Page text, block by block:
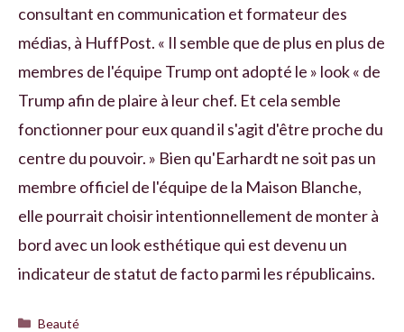
consultant en communication et formateur des
médias, à HuffPost. « Il semble que de plus en plus de
membres de l'équipe Trump ont adopté le » look « de
Trump afin de plaire à leur chef. Et cela semble
fonctionner pour eux quand il s'agit d'être proche du
centre du pouvoir. » Bien qu'Earhardt ne soit pas un
membre officiel de l'équipe de la Maison Blanche,
elle pourrait choisir intentionnellement de monter à
bord avec un look esthétique qui est devenu un
indicateur de statut de facto parmi les républicains.
Catégories
Beauté